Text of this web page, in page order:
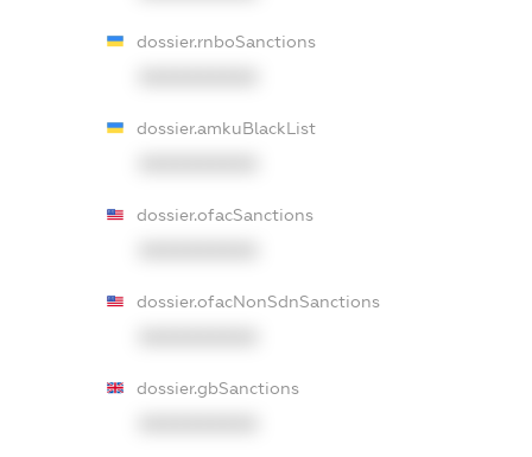
dossier.rnboSanctions
dossier.amkuBlackList
dossier.ofacSanctions
dossier.ofacNonSdnSanctions
dossier.gbSanctions